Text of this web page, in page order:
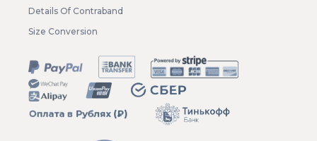
Details Of Contraband
Size Conversion